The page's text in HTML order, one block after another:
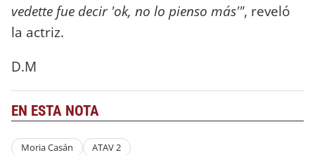
vedette fue decir 'ok, no lo pienso más'", reveló
la actriz.
D.M
EN ESTA NOTA
Moria Casán ATAV 2